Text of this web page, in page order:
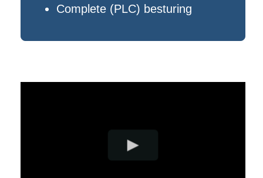
Complete (PLC) besturing